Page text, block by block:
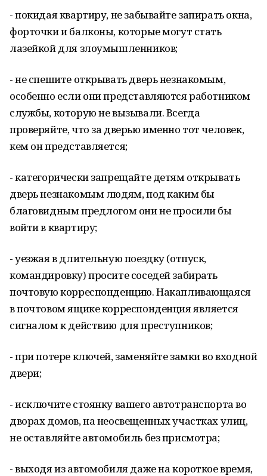
- покидая квартиру, не забывайте запирать окна,
форточки и балконы, которые могут стать
лазейкой для злоумышленников;
- не спешите открывать дверь незнакомым,
особенно если они представляются работником
службы, которую не вызывали. Всегда
проверяйте, что за дверью именно тот человек,
кем он представляется;
- категорически запрещайте детям открывать
дверь незнакомым людям, под каким бы
благовидным предлогом они не просили бы
войти в квартиру;
- уезжая в длительную поездку (отпуск,
командировку) просите соседей забирать
почтовую корреспонденцию. Накапливающаяся
в почтовом ящике корреспонденция является
сигналом к действию для преступников;
- при потере ключей, заменяйте замки во входной
двери;
- исключите стоянку вашего автотранспорта во
дворах домов, на неосвещенных участках улиц,
не оставляйте автомобиль без присмотра;
- выходя из автомобиля даже на короткое время,